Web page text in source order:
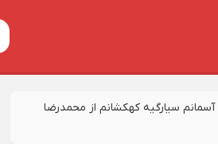
آسمانم سیارگیه کهکشانم از محمدرضا